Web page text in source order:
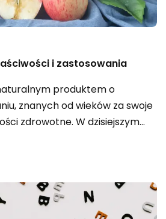
i zastosowania
produktem o
znanych od wieków za swoje
zdrowotne. W dzisiejszym
korzyści przynosi dla